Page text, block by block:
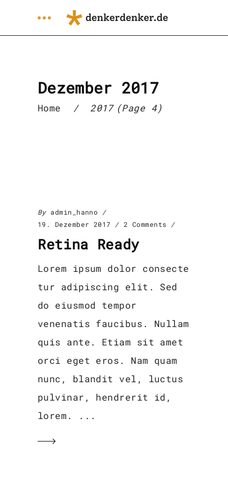
Dezember 2017
Home / 2017 (Page 4)
By admin_hanno
19. Dezember 2017
2 Comments
Retina Ready
Lorem ipsum dolor consecte
tur adipiscing elit. Sed
do eiusmod tempor
venenatis faucibus. Nullam
quis ante. Etiam sit amet
orci eget eros. Nam quam
nunc, blandit vel, luctus
pulvinar, hendrerit id,
lorem.